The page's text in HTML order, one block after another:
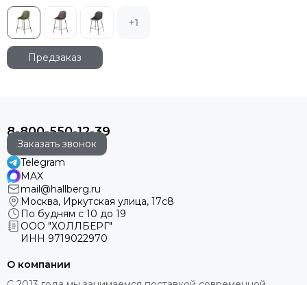
+1
Предзаказ
8-800-550-12-39
Заказать звонок
Telegram
MAX
mail@hallberg.ru
Москва, Иркутская улица, 17с8
По будням с 10 до 19
ООО "ХОЛЛБЕРГ"
ИНН 9719022970
О компании